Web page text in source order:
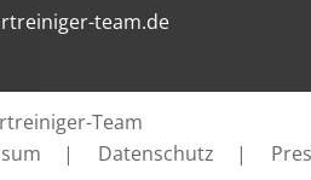
team.de
Team
| Datenschutz |